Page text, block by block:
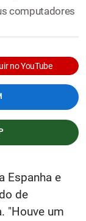
computadores
no YouTube
Espanha e
de
"Houve um